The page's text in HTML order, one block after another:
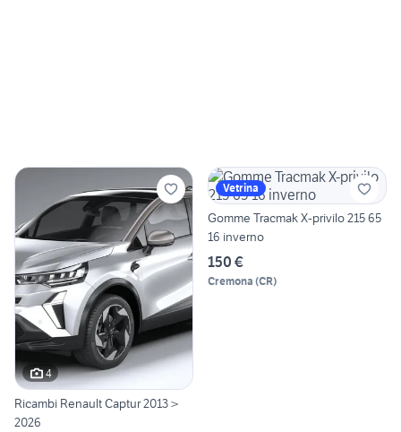
4
Ricambi Renault Captur 2013 >
2026
Vetrina
Gomme Tracmak X-privilo 215 65
16 inverno
150 €
Cremona (CR)